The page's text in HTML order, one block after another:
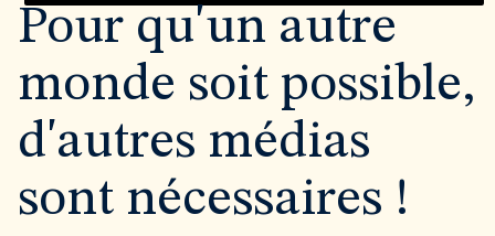
Pour qu'un autre
monde soit possible,
d'autres médias
sont nécessaires !